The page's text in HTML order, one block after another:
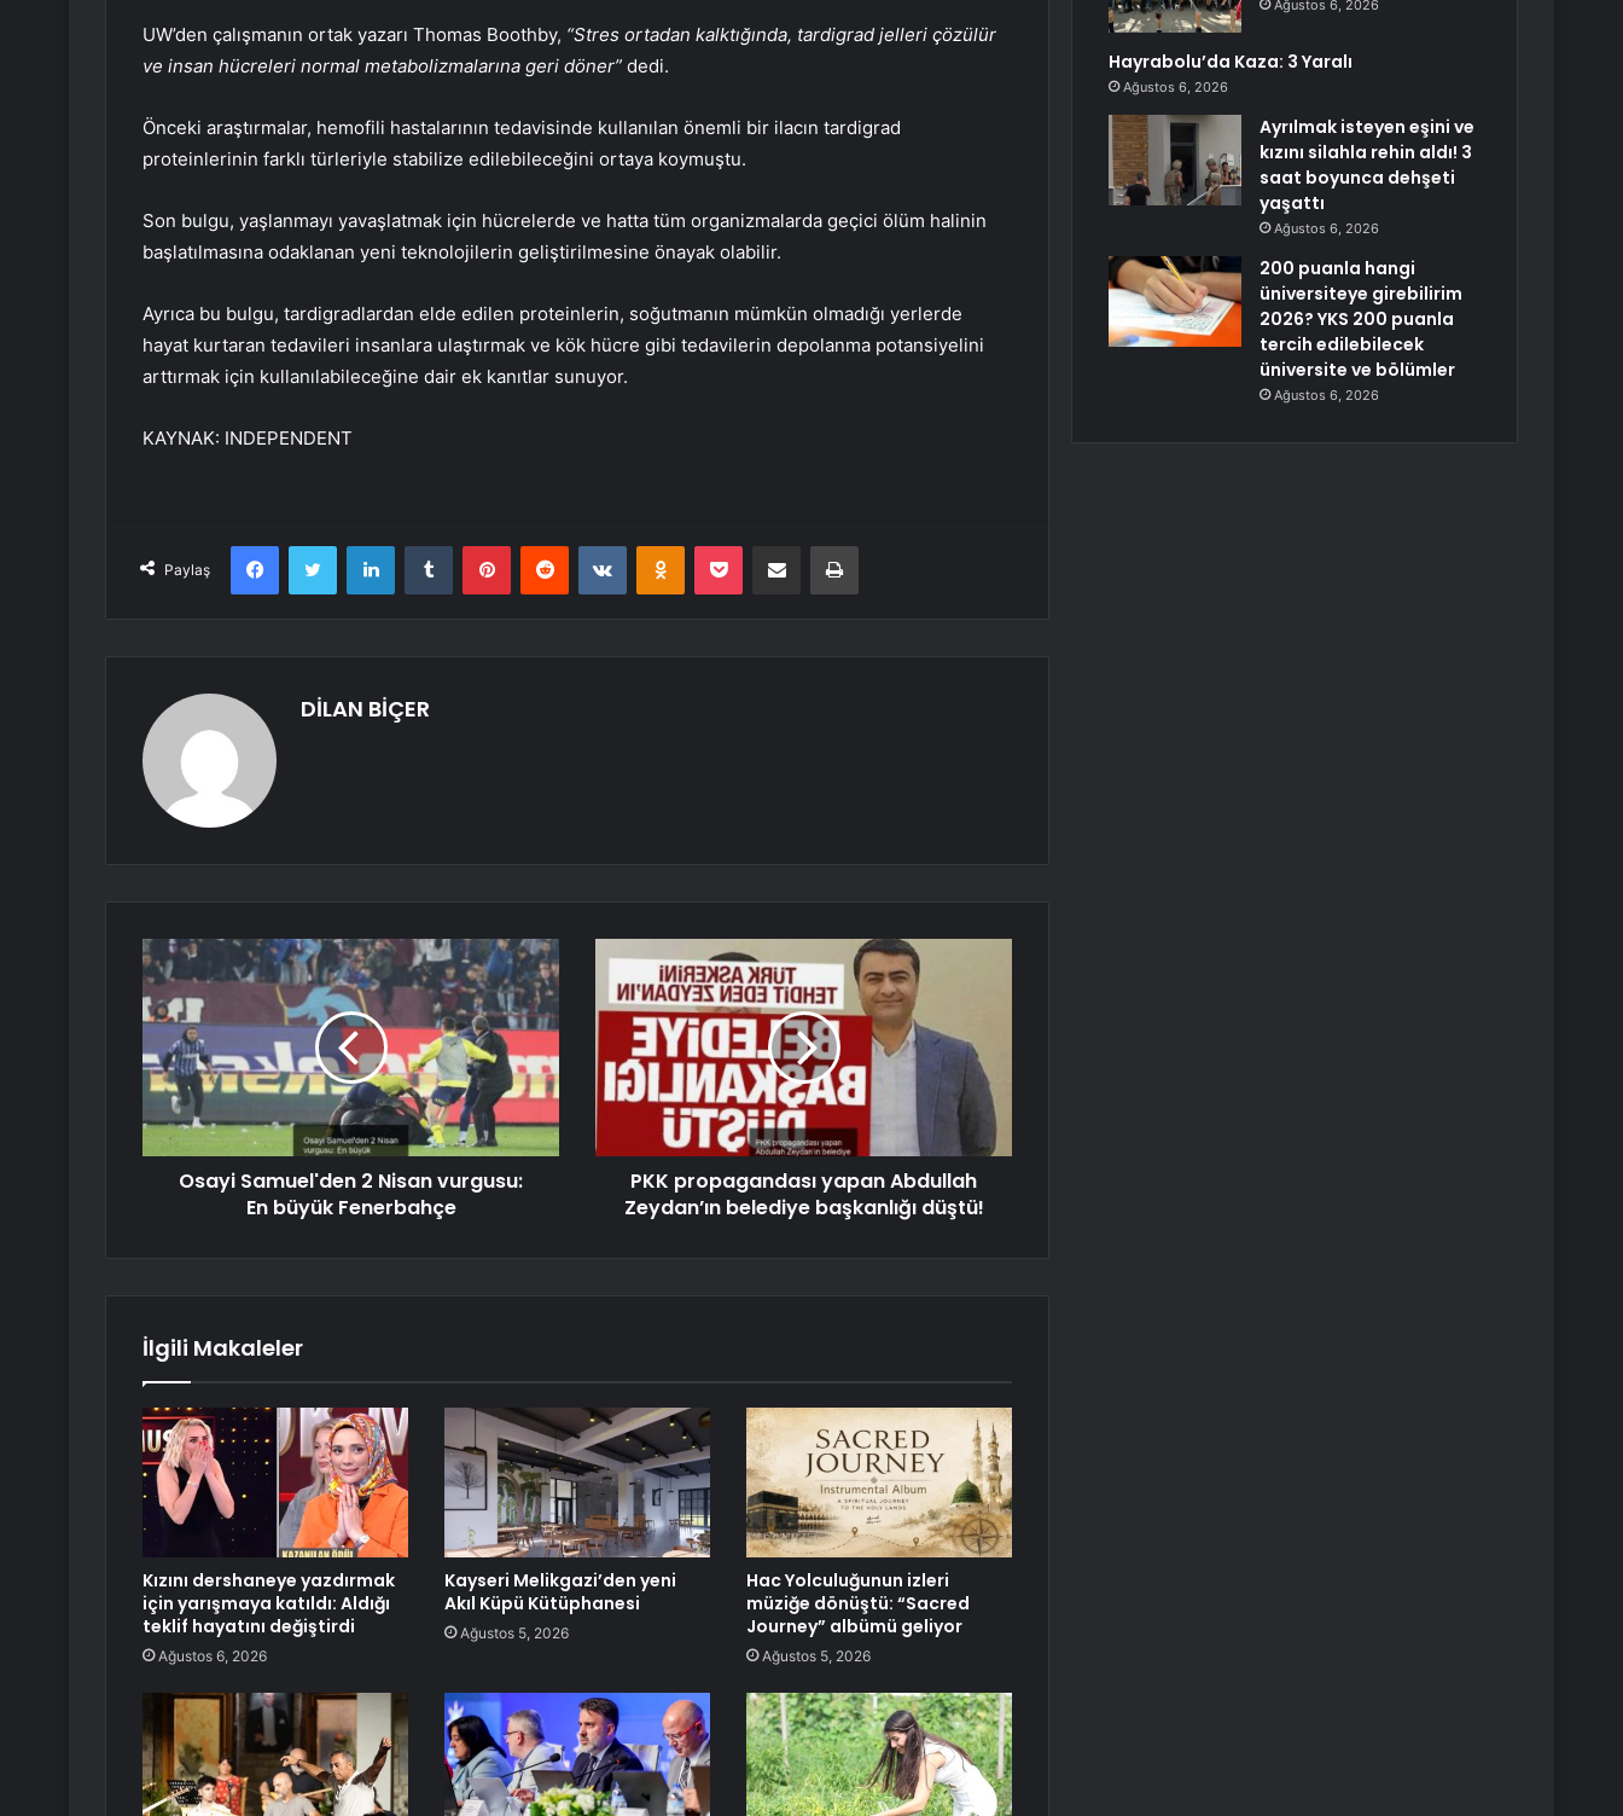
UW’den çalışmanın ortak yazarı Thomas Boothby, “Stres ortadan kalktığında, tardigrad jelleri çözülür
ve insan hücreleri normal metabolizmalarına geri döner” dedi.
Önceki araştırmalar, hemofili hastalarının tedavisinde kullanılan önemli bir ilacın tardigrad
proteinlerinin farklı türleriyle stabilize edilebileceğini ortaya koymuştu.
Son bulgu, yaşlanmayı yavaşlatmak için hücrelerde ve hatta tüm organizmalarda geçici ölüm halinin
başlatılmasına odaklanan yeni teknolojilerin geliştirilmesine önayak olabilir.
Ayrıca bu bulgu, tardigradlardan elde edilen proteinlerin, soğutmanın mümkün olmadığı yerlerde
hayat kurtaran tedavileri insanlara ulaştırmak ve kök hücre gibi tedavilerin depolanma potansiyelini
arttırmak için kullanılabileceğine dair ek kanıtlar sunuyor.
KAYNAK: INDEPENDENT
Paylaş
FacebookTwitter LinkedInTumblr PinterestReddit VKontakteOdnoklassniki
Pocket E-Posta ile paylaş Yazdır
DİLAN BİÇER
Osayi Samuel'den 2 Nisan vurgusu:
En büyük Fenerbahçe
PKK propagandası yapan Abdullah
Zeydan’ın belediye başkanlığı düştü!
İlgili Makaleler
Kızını dershaneye yazdırmak
için yarışmaya katıldı: Aldığı
teklif hayatını değiştirdi
Ağustos 6, 2026
Kayseri Melikgazi’den yeni
Akıl Küpü Kütüphanesi
Ağustos 5, 2026
Hac Yolculuğunun izleri
müziğe dönüştü: “Sacred
Journey” albümü geliyor
Ağustos 5, 2026
Ağustos 6, 2026
Hayrabolu’da Kaza: 3 Yaralı
Ağustos 6, 2026
Ayrılmak isteyen eşini ve
kızını silahla rehin aldı! 3
saat boyunca dehşeti
yaşattı
Ağustos 6, 2026
200 puanla hangi
üniversiteye girebilirim
2026? YKS 200 puanla
tercih edilebilecek
üniversite ve bölümler
Ağustos 6, 2026